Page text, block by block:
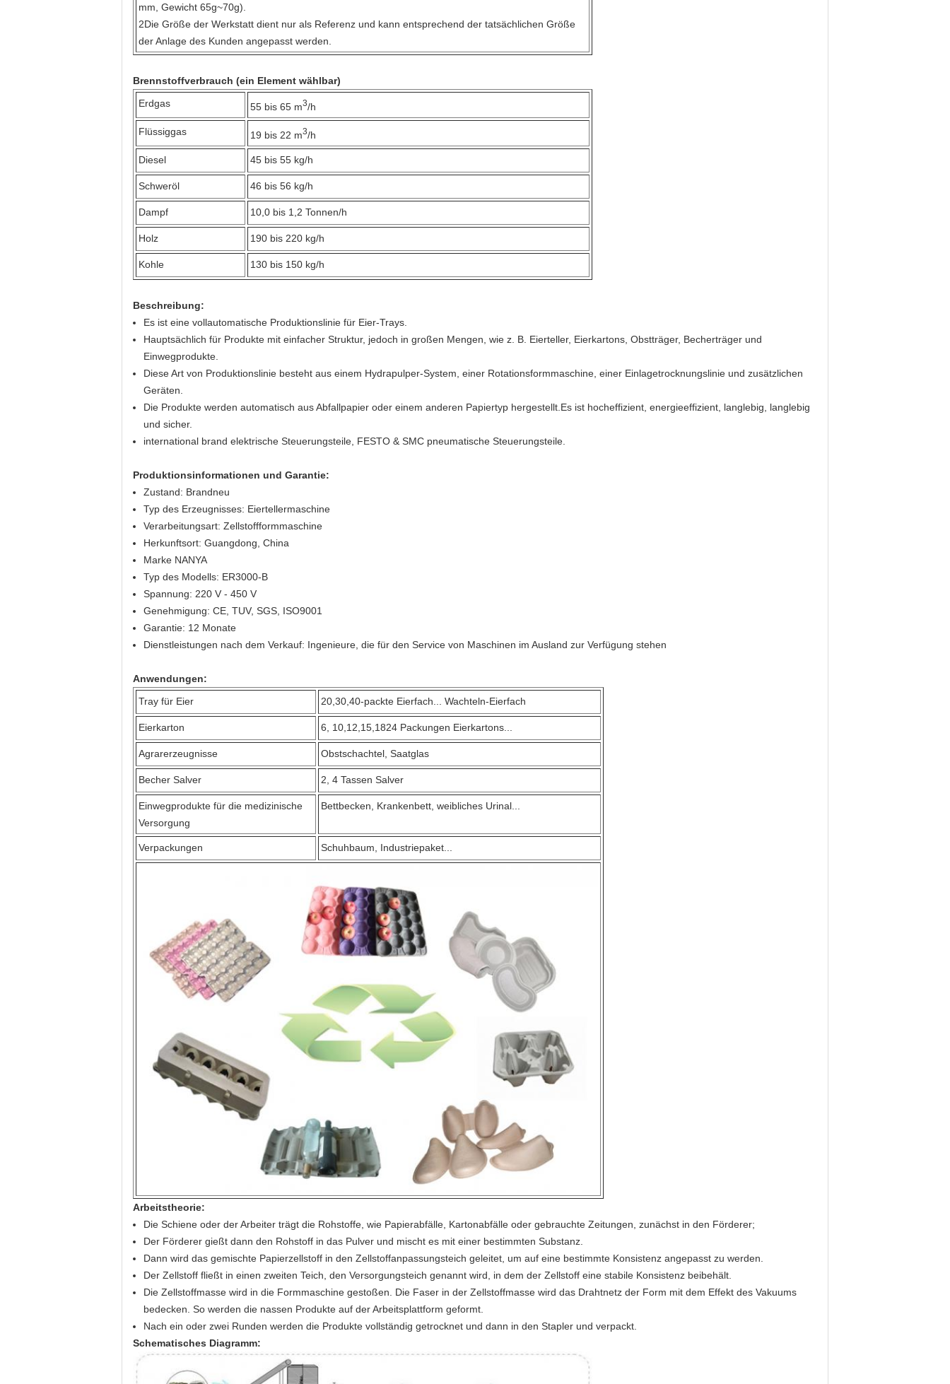
mm, Gewicht 65g~70g).
2Die Größe der Werkstatt dient nur als Referenz und kann entsprechend der tatsächlichen Größe
der Anlage des Kunden angepasst werden.
Brennstoffverbrauch (ein Element wählbar)
Erdgas
55 bis 65 m3/h
Flüssiggas 19 bis 22 m3/h
Diesel 45 bis 55 kg/h
Schweröl 46 bis 56 kg/h
Dampf 10,0 bis 1,2 Tonnen/h
Holz 190 bis 220 kg/h
Kohle 130 bis 150 kg/h
Beschreibung:
Es ist eine vollautomatische Produktionslinie für Eier-Trays.
Hauptsächlich für Produkte mit einfacher Struktur, jedoch in großen Mengen, wie z. B. Eierteller, Eierkartons, Obstträger, Becherträger und
Einwegprodukte.
Diese Art von Produktionslinie besteht aus einem Hydrapulper-System, einer Rotationsformmaschine, einer Einlagetrocknungslinie und zusätzlichen
Geräten.
Die Produkte werden automatisch aus Abfallpapier oder einem anderen Papiertyp hergestellt.Es ist hocheffizient, energieeffizient, langlebig, langlebig
und sicher.
international brand elektrische Steuerungsteile, FESTO & SMC pneumatische Steuerungsteile.
Produktionsinformationen und Garantie:
Zustand: Brandneu
Typ des Erzeugnisses: Eiertellermaschine
Verarbeitungsart: Zellstoffformmaschine
Herkunftsort: Guangdong, China
Marke NANYA
Typ des Modells: ER3000-B
Spannung: 220 V - 450 V
Genehmigung: CE, TUV, SGS, ISO9001
Garantie: 12 Monate
Dienstleistungen nach dem Verkauf: Ingenieure, die für den Service von Maschinen im Ausland zur Verfügung stehen
Anwendungen:
Tray für Eier
20,30,40-packte Eierfach... Wachteln-Eierfach
Eierkarton 6, 10,12,15,1824 Packungen Eierkartons...
Agrarerzeugnisse Obstschachtel, Saatglas
Becher Salver 2, 4 Tassen Salver
Einwegprodukte für die medizinische
Versorgung
Bettbecken, Krankenbett, weibliches Urinal...
Verpackungen Schuhbaum, Industriepaket...
Arbeitstheorie:
Die Schiene oder der Arbeiter trägt die Rohstoffe, wie Papierabfälle, Kartonabfälle oder gebrauchte Zeitungen, zunächst in den Förderer;
Der Förderer gießt dann den Rohstoff in das Pulver und mischt es mit einer bestimmten Substanz.
Dann wird das gemischte Papierzellstoff in den Zellstoffanpassungsteich geleitet, um auf eine bestimmte Konsistenz angepasst zu werden.
Der Zellstoff fließt in einen zweiten Teich, den Versorgungsteich genannt wird, in dem der Zellstoff eine stabile Konsistenz beibehält.
Die Zellstoffmasse wird in die Formmaschine gestoßen. Die Faser in der Zellstoffmasse wird das Drahtnetz der Form mit dem Effekt des Vakuums
bedecken. So werden die nassen Produkte auf der Arbeitsplattform geformt.
Nach ein oder zwei Runden werden die Produkte vollständig getrocknet und dann in den Stapler und verpackt.
Schematisches Diagramm: